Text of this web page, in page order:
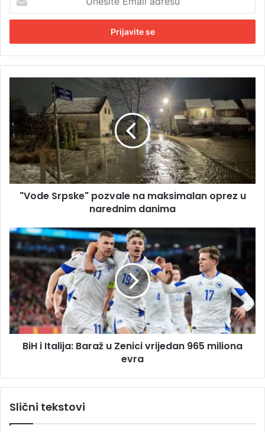
e
i
t
l
a
d
r
e
d
e
S
r
p
s
p
z
v
a
l
e
n
a
s
m
"Vode Srpske" pozvale na maksimalan oprez u
narednim danima
B
H
i
I
t
a
l
i
r
BiH i Italija: Baraž u Zenici vrijedan 965 miliona
evra
Slični tekstovi